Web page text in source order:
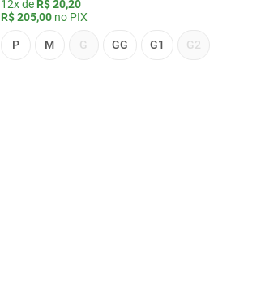
12x de R$ 20,20
R$ 205,00no PIX
P M G GG G1 G2